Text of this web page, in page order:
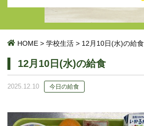
HOME > 学校生活 > 12月10日(水)の給食
12月10日(水)の給食
2025.12.10 今日の給食